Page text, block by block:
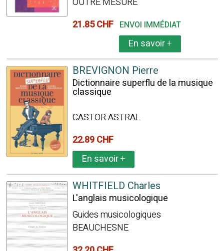
21.85 CHF ENVOI IMMÉDIAT
En savoir+
BREVIGNON Pierre
Dictionnaire superflu de la musique
classique
CASTOR ASTRAL
22.89 CHF
En savoir+
WHITFIELD Charles
L'anglais musicologique
Guides musicologiques
BEAUCHESNE